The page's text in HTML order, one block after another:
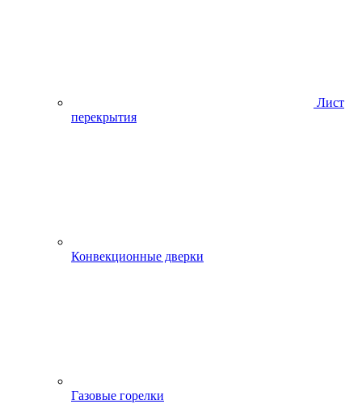
Лист
перекрытия
Конвекционные дверки
Газовые горелки